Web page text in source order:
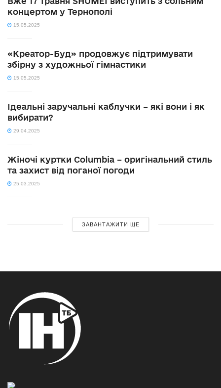
концертом у Тернополі
15.05.2025
«Креатор-Буд» продовжує підтримувати
збірну з художньої гімнастики
15.05.2025
Ідеальні заручальні каблучки – які вони і як
вибирати?
29.04.2025
Жіночі куртки Columbia – оригінальний стиль
та захист від поганої погоди
25.03.2025
ЗАВАНТАЖИТИ ЩЕ